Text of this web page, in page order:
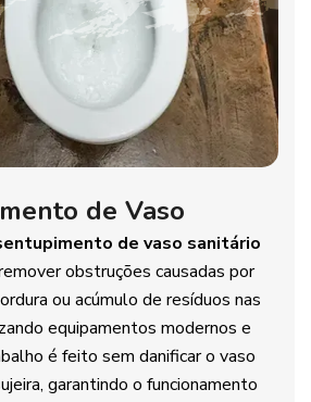
de Vaso
de vaso sanitário
obstruções causadas por
ou acúmulo de resíduos nas
equipamentos modernos e
é feito sem danificar o vaso
garantindo o funcionamento